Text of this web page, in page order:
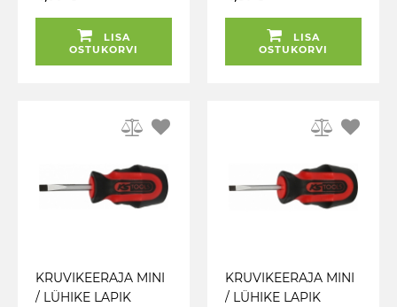
KS TOOLS
LISA
OSTUKORVI
KS TOOLS
LISA
OSTUKORVI
KRUVIKEERAJA MINI
/ LÜHIKE LAPIK
KRUVIKEERAJA MINI
/ LÜHIKE LAPIK